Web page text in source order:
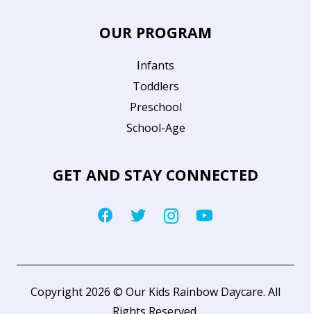
OUR PROGRAM
Infants
Toddlers
Preschool
School-Age
GET AND STAY CONNECTED
Copyright 2026 © Our Kids Rainbow Daycare. All